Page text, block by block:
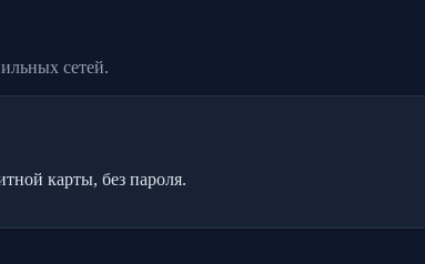
сетей.
карты, без пароля.